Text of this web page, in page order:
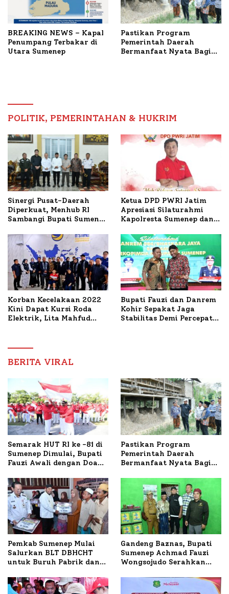
BREAKING NEWS – Kapal
Penumpang Terbakar di
Utara Sumenep
Pastikan Program
Pemerintah Daerah
Bermanfaat Nyata Bagi
POLITIK, PEMERINTAHAN & HUKRIM
Sinergi Pusat-Daerah
Diperkuat, Menhub RI
Sambangi Bupati Sumenep
Mutiara Sentosa II
Ketua DPD PWRI Jatim
Apresiasi Silaturahmi
Kapolresta Sumenep dan
Ideal Polri-Pers
Korban Kecelakaan 2022
Kini Dapat Kursi Roda
Elektrik, Lita Mahfud
Nabil
Bupati Fauzi dan Danrem
Kohir Sepakat Jaga
Stabilitas Demi Percepat
BERITA VIRAL
Semarak HUT RI ke -81 di
Sumenep Dimulai, Bupati
Fauzi Awali dengan Doa
Terbakar
Pastikan Program
Pemerintah Daerah
Bermanfaat Nyata Bagi
Sumenep Tinjau Langsung
Budidaya Lele dan Ayam
Petelur di Desa Bataal
Timur
Pemkab Sumenep Mulai
Salurkan BLT DBHCHT
untuk Buruh Pabrik dan
Gandeng Baznas, Bupati
Sumenep Achmad Fauzi
Wongsojudo Serahkan
Dua Kecamatan